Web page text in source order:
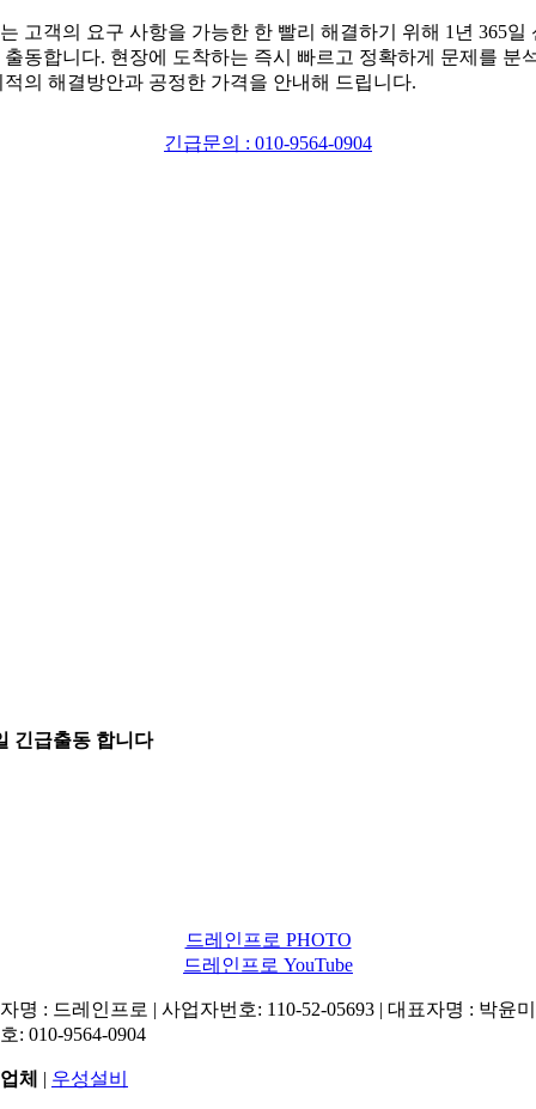
고객의 요구 사항을 가능한 한 빨리 해결하기 위해 1년 365일
출동합니다. 현장에 도착하는 즉시 빠르고 정확하게 문제를 분
적의 해결방안과 공정한 가격을 안내해 드립니다.
긴급문의 : 010-9564-0904
긴급출동 합니다
드레인프로 PHOTO
드레인프로 YouTube
명 : 드레인프로 | 사업자번호: 110-52-05693 | 대표자명 : 박윤
: 010-9564-0904
체 | 우성설비